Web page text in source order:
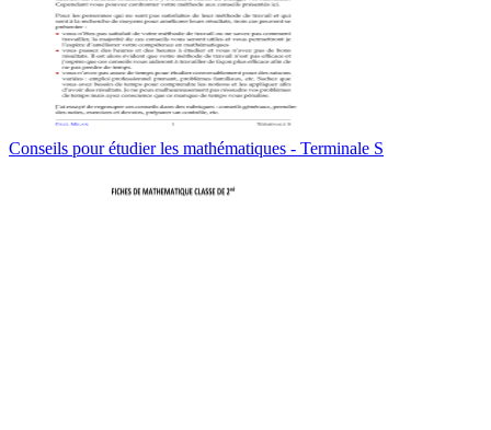
Conseils pour étudier les mathématiques - Terminale S